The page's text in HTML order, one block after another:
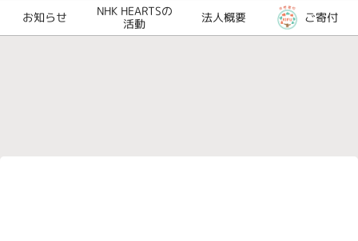
キ
お知らせ NHK HEARTSの
活動 法人概要 ご寄付